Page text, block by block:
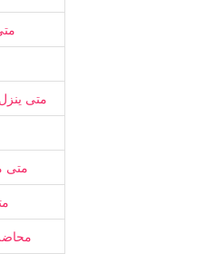
متى
متى